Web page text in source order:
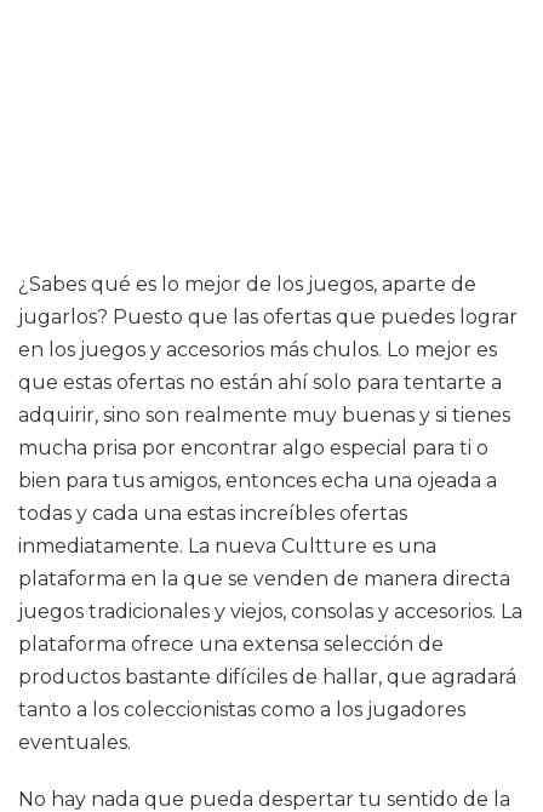
¿Sabes qué es lo mejor de los juegos, aparte de
jugarlos? Puesto que las ofertas que puedes lograr
en los juegos y accesorios más chulos. Lo mejor es
que estas ofertas no están ahí solo para tentarte a
adquirir, sino son realmente muy buenas y si tienes
mucha prisa por encontrar algo especial para ti o
bien para tus amigos, entonces echa una ojeada a
todas y cada una estas increíbles ofertas
inmediatamente. La nueva Cultture es una
plataforma en la que se venden de manera directa
juegos tradicionales y viejos, consolas y accesorios. La
plataforma ofrece una extensa selección de
productos bastante difíciles de hallar, que agradará
tanto a los coleccionistas como a los jugadores
eventuales.
No hay nada que pueda despertar tu sentido de la